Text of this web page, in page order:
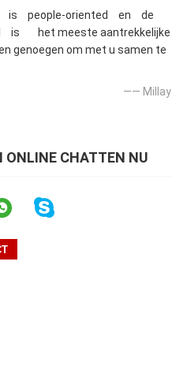
is people-oriented en de
is het meeste aantrekkelijke
genoegen om met u samen te
—— Millay
ONLINE CHATTEN NU